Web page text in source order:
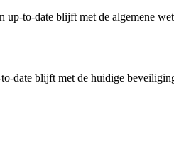
to-date blijft met de algemene
date blijft met de huidige